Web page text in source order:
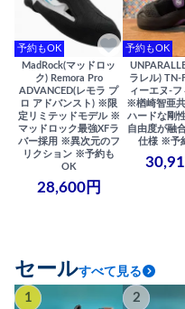
予約もOK
MadRock(マッドロッ
ク) Remora Pro
ADVANCED(レモラ プ
ロ アドバンスト) ※限
定リミテッドモデル ※
マッドロック最強XFラ
バー採用 ※異次元のフ
リクション ※予約も
OK
28,600円
予約もOK
ラレル) TN-
ィーエヌ-フ
※楢崎智亜
ハードな剛
自由度が融
仕様 ※予
セールすべて見る
1 2